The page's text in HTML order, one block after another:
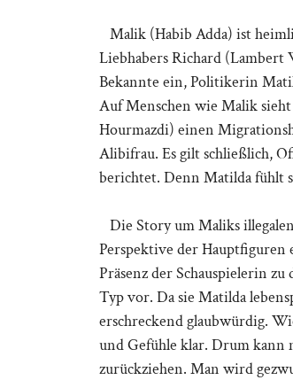
Malik (Habib Adda) ist
Liebhabers Richard (Lambert
Bekannte ein, Politikerin
Auf Menschen wie Malik sieht
Hourmazdi) einen
Alibifrau. Es gilt schließlich,
berichtet. Denn Matilda fühlt
Die Story um Maliks
Perspektive der Hauptfiguren
Präsenz der Schauspielerin
Typ vor. Da sie Matilda
erschreckend glaubwürdig.
und Gefühle klar. Drum kann
zurückziehen. Man wird